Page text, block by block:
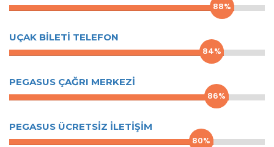
88%
UÇAK BILETI TELEFON
84%
PEGASUS ÇAĞRI MERKEZI
86%
PEGASUS ÜCRETSIZ İLETIŞIM
80%